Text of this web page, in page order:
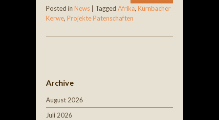
Posted in News Tagged Afrika, Kürnbacher
Kerwe, Projekte Patenschaften
Archive
August 2026
Juli 2026